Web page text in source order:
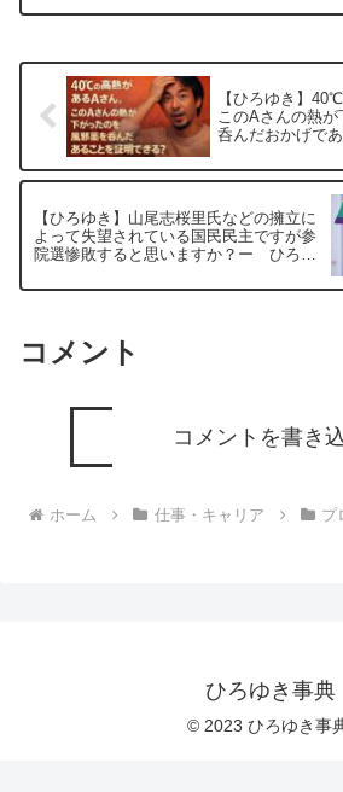
【ひろゆき】
このAさんの熱
呑んだおかげで
【ひろゆき】山尾志桜里氏などの擁立に
よって失望されている国民民主ですが参
院選惨敗すると思いますか？ー ひろゆ
コメント
コメントを書き
ホーム 仕事・キャリア プ
ひろゆき事典
© 2023 ひろゆき事